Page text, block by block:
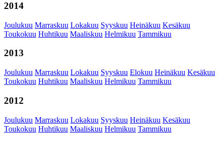
2014
Joulukuu Marraskuu Lokakuu Syyskuu Heinäkuu Kesäkuu
Toukokuu Huhtikuu Maaliskuu Helmikuu Tammikuu
2013
Joulukuu Marraskuu Lokakuu Syyskuu Elokuu Heinäkuu Kesäkuu
Toukokuu Huhtikuu Maaliskuu Helmikuu Tammikuu
2012
Joulukuu Marraskuu Lokakuu Syyskuu Heinäkuu Kesäkuu
Toukokuu Huhtikuu Maaliskuu Helmikuu Tammikuu